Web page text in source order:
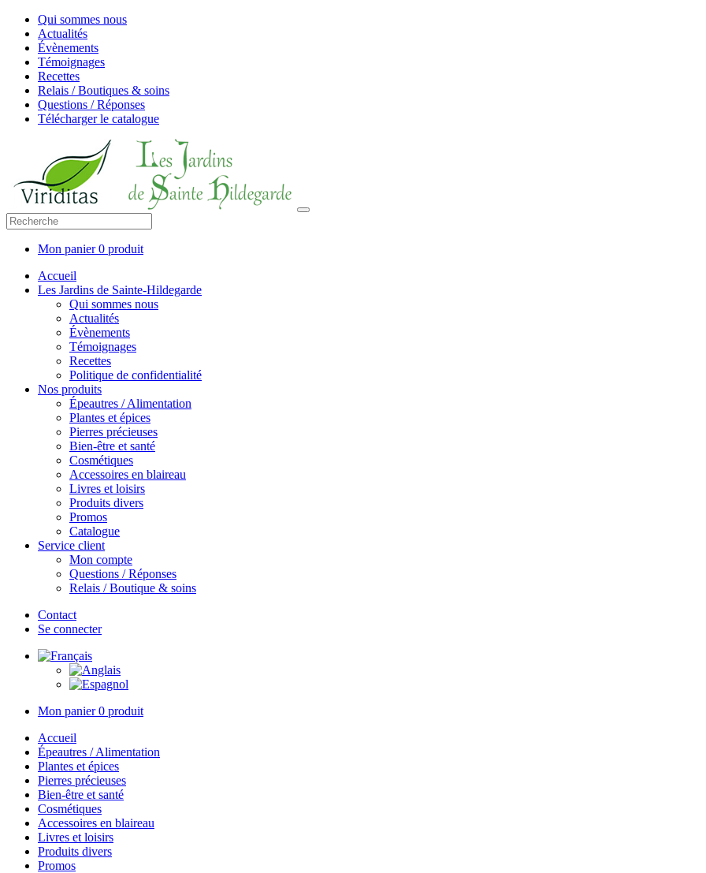
Qui sommes nous
Actualités
Évènements
Témoignages
Recettes
Relais / Boutiques & soins
Questions / Réponses
Télécharger le catalogue
Mon panier0 produit
Accueil
Les Jardins de Sainte-Hildegarde
Qui sommes nous
Actualités
Évènements
Témoignages
Recettes
Politique de confidentialité
Nos produits
Épeautres / Alimentation
Plantes et épices
Pierres précieuses
Bien-être et santé
Cosmétiques
Accessoires en blaireau
Livres et loisirs
Produits divers
Promos
Catalogue
Service client
Mon compte
Questions / Réponses
Relais / Boutique & soins
Contact
Se connecter
Mon panier0 produit
Accueil
Épeautres / Alimentation
Plantes et épices
Pierres précieuses
Bien-être et santé
Cosmétiques
Accessoires en blaireau
Livres et loisirs
Produits divers
Promos